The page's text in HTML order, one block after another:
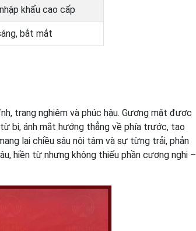
khẩu cao cấp
bắt mắt
trang nghiêm và phúc hậu. Gương mặt được
bi, ánh mắt hướng thẳng về phía trước, tạo
lại chiều sâu nội tâm và sự từng trải, phản
hiền từ nhưng không thiếu phần cương nghị –